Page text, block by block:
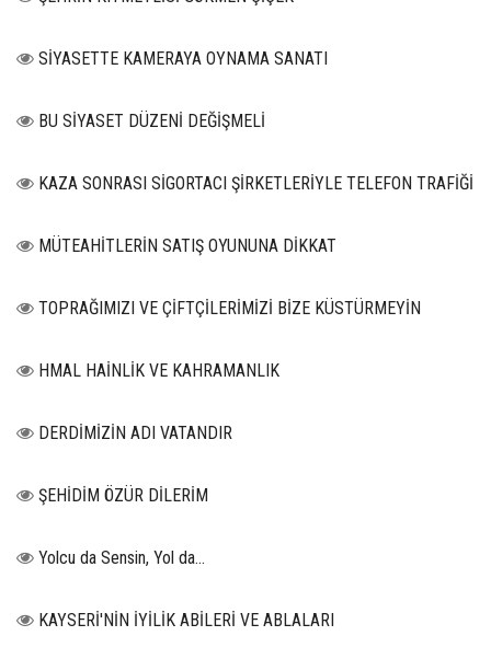
SİYASETTE KAMERAYA OYNAMA SANATI
BU SİYASET DÜZENİ DEĞİŞMELİ
KAZA SONRASI SİGORTACI ŞİRKETLERİYLE TELEFON TRAFİĞİ
MÜTEAHİTLERİN SATIŞ OYUNUNA DİKKAT
TOPRAĞIMIZI VE ÇİFTÇİLERİMİZİ BİZE KÜSTÜRMEYİN
HMAL HAİNLİK VE KAHRAMANLIK
DERDİMİZİN ADI VATANDIR
ŞEHİDİM ÖZÜR DİLERİM
Yolcu da Sensin, Yol da...
KAYSERİ'NİN İYİLİK ABİLERİ VE ABLALARI